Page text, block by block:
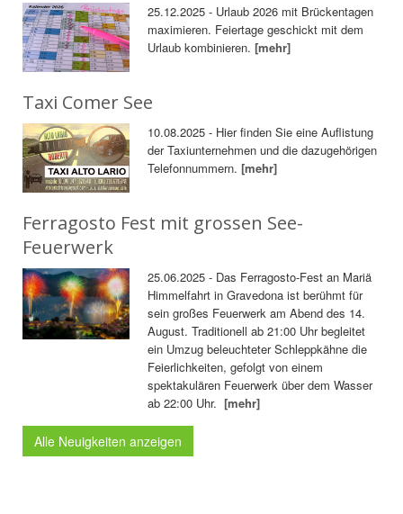
25.12.2025 - Urlaub 2026 mit Brückentagen
maximieren. Feiertage geschickt mit dem
Urlaub kombinieren.[mehr]
Taxi Comer See
10.08.2025 - Hier finden Sie eine Auflistung
der Taxiunternehmen und die dazugehörigen
Telefonnummern.[mehr]
Ferragosto Fest mit grossen See-
Feuerwerk
25.06.2025 - Das Ferragosto-Fest an Mariä
Himmelfahrt in Gravedona ist berühmt für
sein großes Feuerwerk am Abend des 14.
August. Traditionell ab 21:00 Uhr begleitet
ein Umzug beleuchteter Schleppkähne die
Feierlichkeiten, gefolgt von einem
spektakulären Feuerwerk über dem Wasser
ab 22:00 Uhr.[mehr]
Alle Neuigkeiten anzeigen